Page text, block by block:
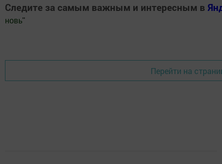
Следите за самым важным и интересным в
новь"
Перейти на